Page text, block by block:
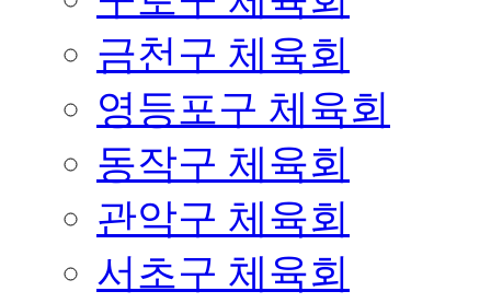
금천구 체육회
영등포구 체육회
동작구 체육회
관악구 체육회
서초구 체육회